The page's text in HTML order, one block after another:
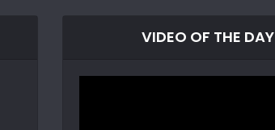
VIDEO OF THE DAY